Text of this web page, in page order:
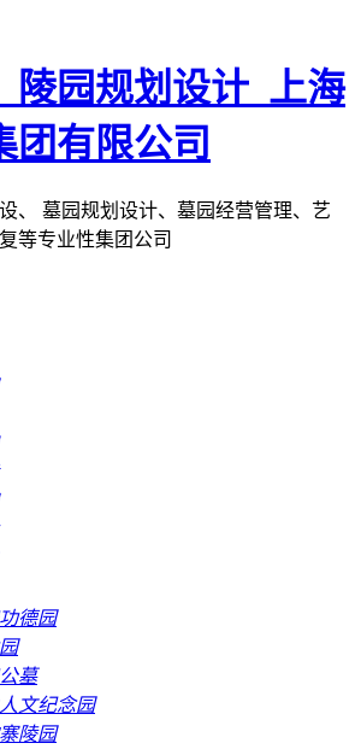
、 墓园规划设计、墓园经营管理、艺
等专业性集团公司
德园
墓
文纪念园
陵园